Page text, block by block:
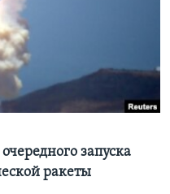
запуска
ракеты